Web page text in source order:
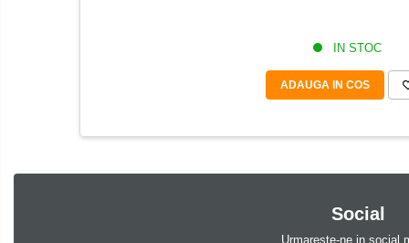
IN STOC
ADAUGA IN COS
Social
Urmareste-ne in social